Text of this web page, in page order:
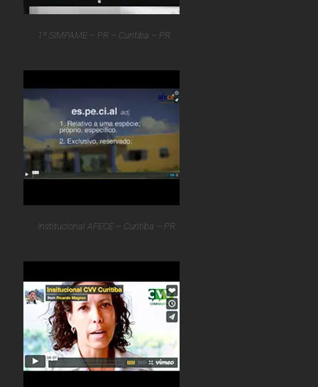
1º SIMPAME – PR – Curitiba – PR
Institucional AFECE – Curitiba – PR